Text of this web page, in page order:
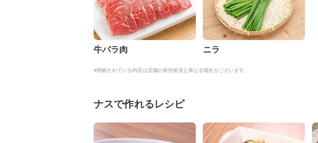
牛バラ肉 ニラ
※明細されている内容は店舗の実売状況と異なる場合がございます。
ナスで作れるレシピ